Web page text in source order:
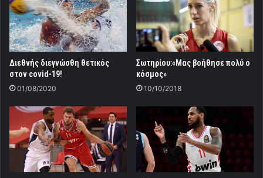
Διεθνής διεγνώσθη θετικός
στον covid-19!
01/08/2020
Σωτηρίου:«Μας βοήθησε πολύ ο
κόσμος»
10/10/2018